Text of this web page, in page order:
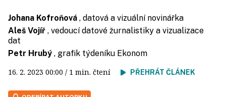
Johana Kofroňová , datová a vizuální novinářka
Aleš Vojíř , vedoucí datové žurnalistiky a vizualizace
dat
Petr Hrubý , grafik týdeníku Ekonom
16. 2. 2023 00:00 / 1 min. čtení PŘEHRÁT ČLÁNEK